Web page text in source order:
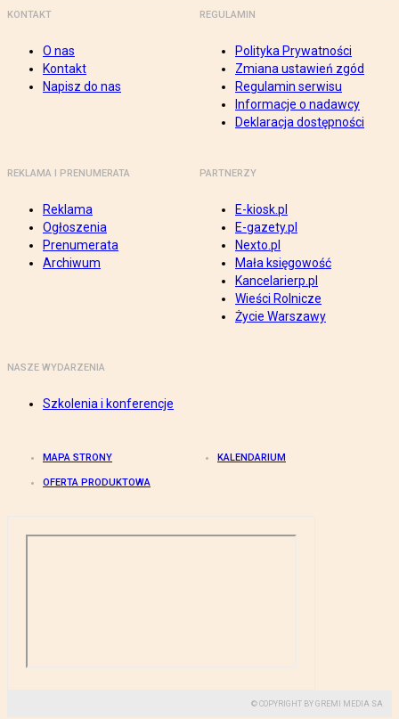
KONTAKT
O nas
Kontakt
Napisz do nas
REGULAMIN
Polityka Prywatności
Zmiana ustawień zgód
Regulamin serwisu
Informacje o nadawcy
Deklaracja dostępności
REKLAMA I PRENUMERATA
Reklama
Ogłoszenia
Prenumerata
Archiwum
PARTNERZY
E-kiosk.pl
E-gazety.pl
Nexto.pl
Mała księgowość
Kancelarierp.pl
Wieści Rolnicze
Życie Warszawy
NASZE WYDARZENIA
Szkolenia i konferencje
MAPA STRONY KALENDARIUM
OFERTA PRODUKTOWA
© COPYRIGHT BY GREMI MEDIA SA